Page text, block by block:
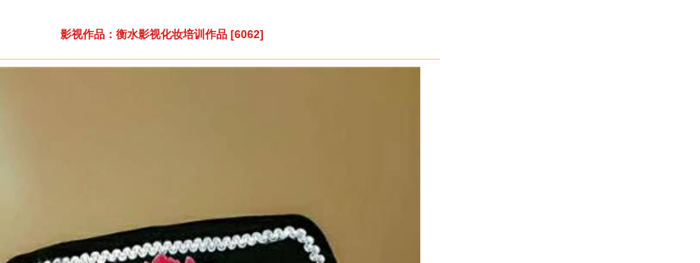
影视作品：衡水影视化妆培训作品 [6062]